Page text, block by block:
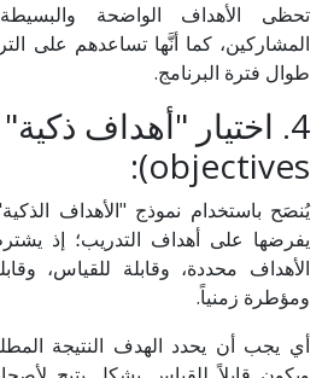
تحظى الأهداف الواضحة
المشاركين، كما أنَّها تساعدهم على
طوال فترة البرنامج.
objectives):
يُنصَح باستخدام نموذج "الأهداف الذكية"
يفرضها على أهداف التدريب؛ إذ
الأهداف محددة، وقابلة للقياس،
ومؤطرة زمنياً.
أي يجب أن يحدد الهدف النتيجة